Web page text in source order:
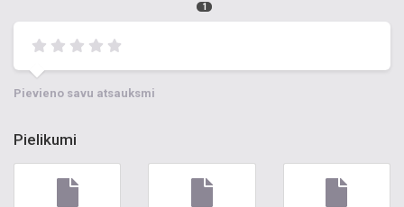
1
Pievieno savu atsauksmi
Pielikumi